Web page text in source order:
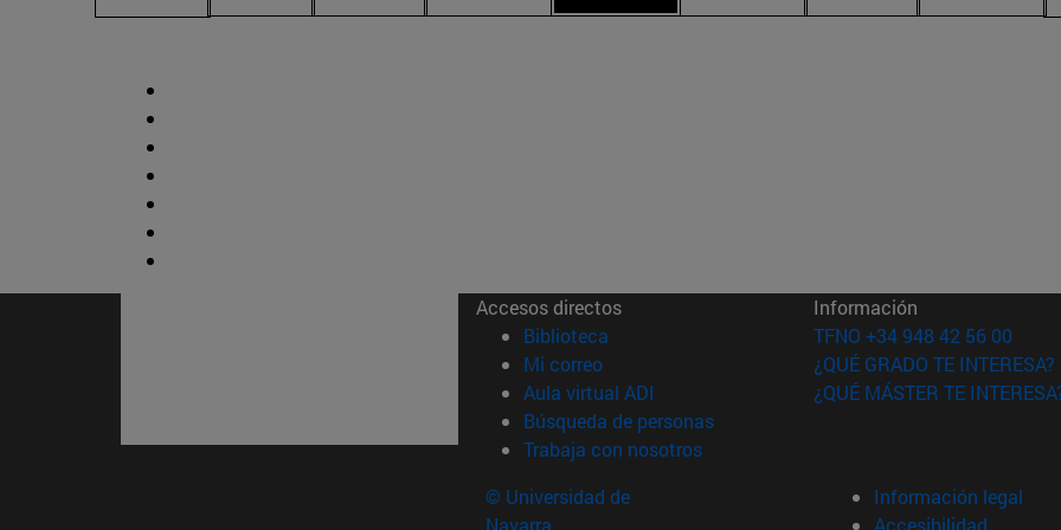
Accesos directos
Biblioteca (abre en nueva ventana)
Mi correo(abre en nueva ventana)
Aula virtual ADI (abre en nueva ventana)
Búsqueda de personas(abre en nueva ventana)
Trabaja con nosotros(abre en nueva ventana)
Información
TFNO +34 948 42 56 00
¿QUÉ GRADO TE INTERESA?
¿QUÉ MÁSTER TE
© Universidad de
Navarra
Información legal
Accesibilidad